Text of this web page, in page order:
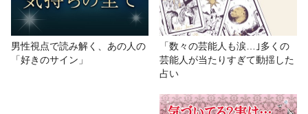
男性視点で読み解く、あの人の
「好きのサイン」
「数々の芸能人も涙…｣多くの
芸能人が当たりすぎて動揺した
占い